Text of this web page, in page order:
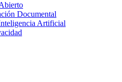
Documental
Artificial